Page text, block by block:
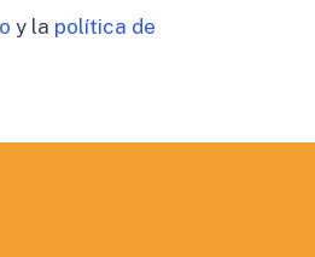
y la política de